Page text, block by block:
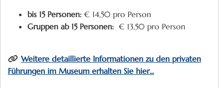
bis 15 Personen: € 14,50 pro Person
Gruppen ab 15 Personen: € 13,50 pro Person
Weitere detaillierte Informationen zu den privaten
Führungen im Museum erhalten Sie hier...